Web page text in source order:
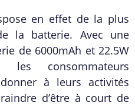
en effet de la plus
la batterie. Avec une
de 6000mAh et 22.5W
les consommateurs
à leurs activités
d’être à court de